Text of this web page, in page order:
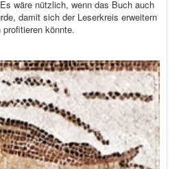
wäre nützlich, wenn das Buch auch
damit sich der Leserkreis erweitern
könnte.